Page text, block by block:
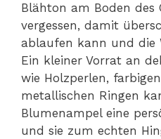
Blähton am Boden des
vergessen, damit
ablaufen kann und die
Ein kleiner Vorrat an
wie Holzperlen,
metallischen Ringen
Blumenampel eine
und sie zum echten